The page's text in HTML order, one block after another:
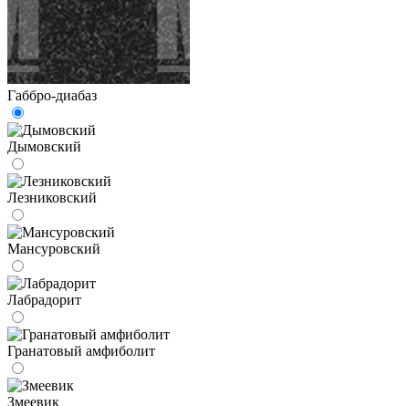
Габбро-диабаз
Дымовский
Лезниковский
Мансуровский
Лабрадорит
Гранатовый амфиболит
Змеевик